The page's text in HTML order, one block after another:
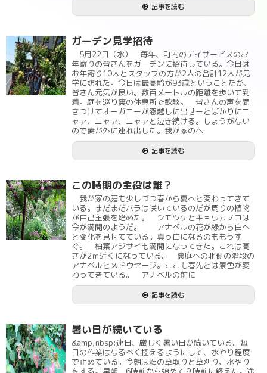
記事を読む
ガーデン見学招待
5月22日（水） 毎年、町内のデイサービスのお
年寄りの皆さんをガーデンに招待している。今日は
お年寄り10人とスタッフの方が2人の合計12人が見
学に訪れた。今日は最高齢が93歳ということだが、
皆さん元気が良い。数百メートルの距離を歩いて到
着。庭を巡り裏の休息所で歓談。 皆さんの声を聞
きつけてオーガニーが窓越しに出せーとばかりにニ
ャァ、ニャァ、ニャァと泣き続ける。しょうがない
ので妻が外に連れ出した。我が家のヘ
記事を読む
この時期の主役は誰？
我が家の庭も少しづつ春から夏へと変わってきて
いる。まだまだバラは咲いているのだが周りの植物
が自己主張を始めた。 シモツケとキョウカノコは
今が満開のようだ。 アナベルの花が緑から白へ
と変化を見せてている。真っ白になるのももうす
ぐ。 柏葉アジサイも満開になってきた。これは高
さが2ｍ近くになっている。 裏庭への北側の階段の
アナベルとメドウセージ。ここも春先とは景色が変
わってきている。 アナベルの前に
記事を読む
暑い日が続いている
&amp;nbsp;連日、厳しく暑い日が続いている。毎
日の作業はなるべく控えるようにして、水やり程度
で止めている。今朝は畑の草取りと草刈り、水やり